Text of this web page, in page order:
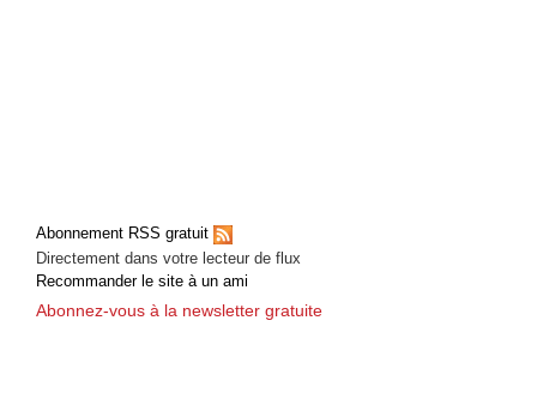
Abonnement RSS gratuit
Directement dans votre lecteur de flux
Recommander le site à un ami
Abonnez-vous à la newsletter gratuite